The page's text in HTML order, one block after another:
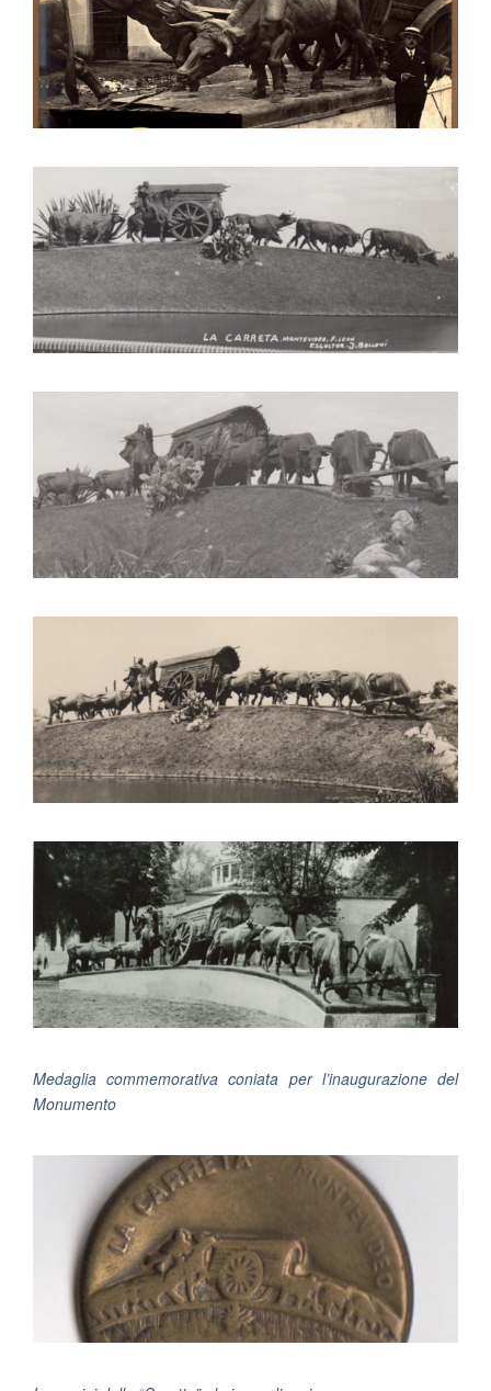
Medaglia commemorativa coniata per l’inaugurazione del
Monumento